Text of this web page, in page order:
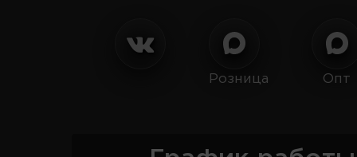
Розница Опт